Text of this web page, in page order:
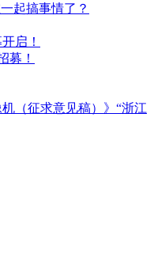
起搞事情了？
启！
募！
（征求意见稿）》“浙江